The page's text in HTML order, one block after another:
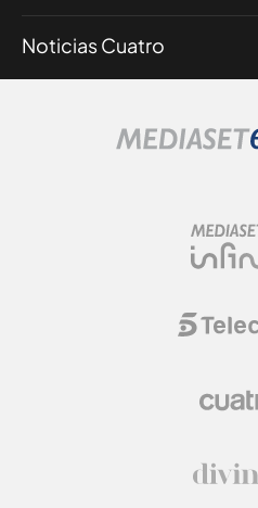
Noticias Cuatro